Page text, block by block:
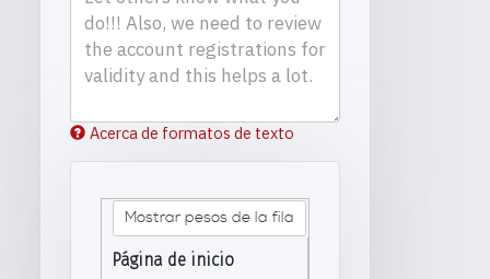
Acerca de formatos de texto
Mostrar pesos de la fila
Página de inicio